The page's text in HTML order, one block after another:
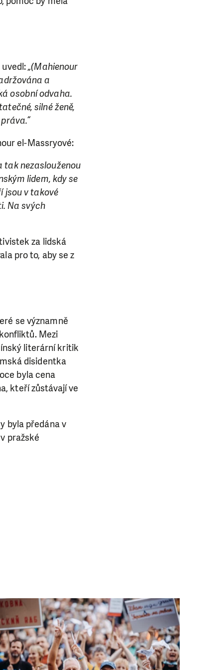
uvedl:„(Mahienour
a
osobní odvaha.
silné ženě,
el-Massryové:
tak nezaslouženou
lidem, kdy se
jsou v takové
Na svých
za lidská
pro to, aby se z
se významně
Mezi
literární kritik
disidentka
byla cena
kteří zůstávají ve
byla předána v
pražské
NÁS!
Ať už se nám
přátel, Vaše